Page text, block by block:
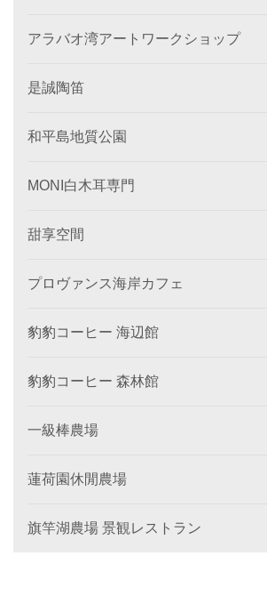
アラバオ湾アートワークショップ
是誠陶笛
和平島地質公園
MONI白木耳専門
甜享空間
プロヴァンス海岸カフェ
豹豹コーヒー 海辺館
豹豹コーヒー 森林館
一級棒農場
蓮荷園休閒農場
旗竿湖農場 景観レストラン